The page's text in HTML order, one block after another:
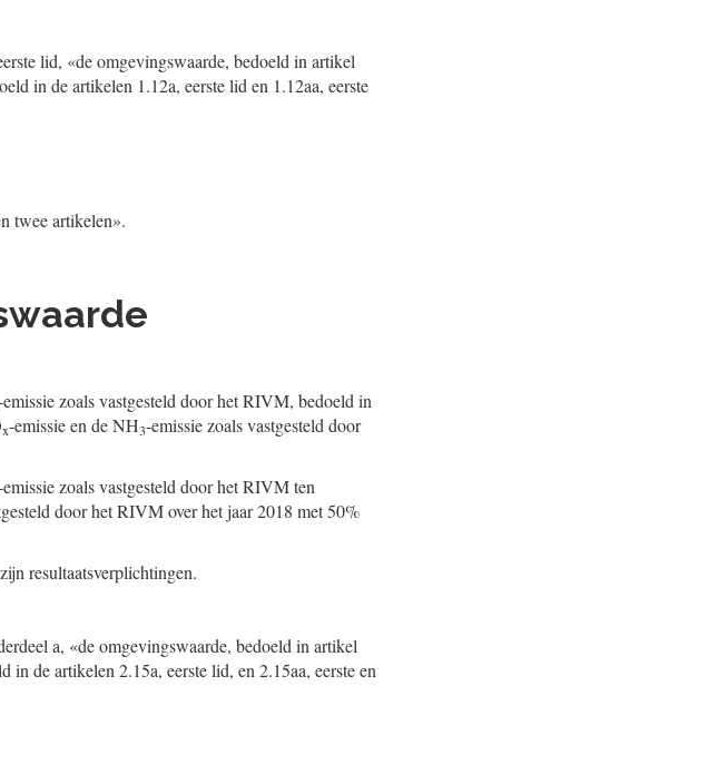
lid, «de omgevingswaarde, bedoeld in artikel
in de artikelen 1.12a, eerste lid en 1.12aa, eerste
twee artikelen».
zoals vastgesteld door het RIVM, bedoeld in
x-emissie en de NH3-emissie zoals vastgesteld door
zoals vastgesteld door het RIVM ten
door het RIVM over het jaar 2018 met 50%
resultaatsverplichtingen.
a, «de omgevingswaarde, bedoeld in artikel
de artikelen 2.15a, eerste lid, en 2.15aa, eerste en